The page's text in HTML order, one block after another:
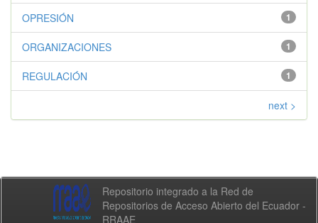
1
OPRESIÓN
1
ORGANIZACIONES
1
REGULACIÓN
next >
Repositorio integrado a la Red de
Repositorios de Acceso Abierto del Ecuador -
RRAAE